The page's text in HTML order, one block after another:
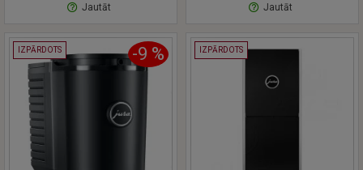
Jautāt Jautāt
IZPĀRDOTS -9 % IZPĀRDOTS